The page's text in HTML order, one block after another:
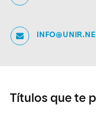
Títulos que te